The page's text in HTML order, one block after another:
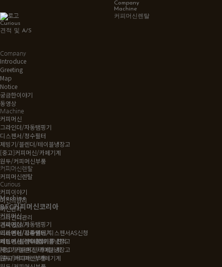
Company
Machine
커피머신렌탈
Curious
견적 및 A/S
Company
Introduce
Greeting
Map
Notice
궁금한이야기
동영상
Machine
커피머신
그라인더/자동탬핑기
디스펜서/정수필터
제빙기/블렌더/테이블냉장고
[중고]커피머신/카페기계
원두/커피머신부품
커피머신렌탈
커피머신렌탈
Curious
커피이야기
머신의원리
머신관리
그라인더관리
견적 및 A/S
커피머신/그라인더/디스펜서AS신청
커피머신 / 카페집기류 견적
Machine
BFC커피머신코리아
커피머신
커피머신
그라인더/자동탬핑기
그라인더/자동탬핑기
디스펜서/정수필터
디스펜서/정수필터
제빙기/블렌더/테이블냉장고
제빙기/블렌더/테이블냉장고
[중고]커피머신/카페기계
[중고]커피머신/카페기계
원두/커피머신부품